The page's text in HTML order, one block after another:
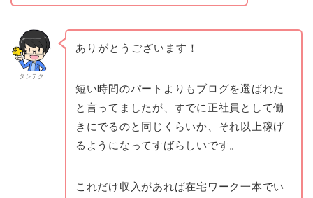
タシテク
ありがとうございます！
短い時間のパートよりもブログを選ばれた
と言ってましたが、すでに正社員として働
きにでるのと同じくらいか、それ以上稼げ
るようになってすばらしいです。
これだけ収入があれば在宅ワーク一本でい